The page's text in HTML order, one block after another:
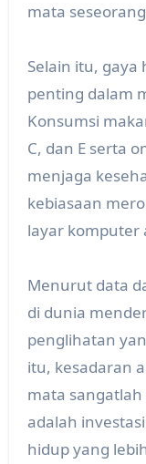
mata
Selain itu, gaya
penting dalam
Konsumsi
C, dan E serta
menjaga
kebiasaan
layar komputer
Menurut data
di dunia
penglihatan
itu, kesadaran
mata
adalah
hidup yang